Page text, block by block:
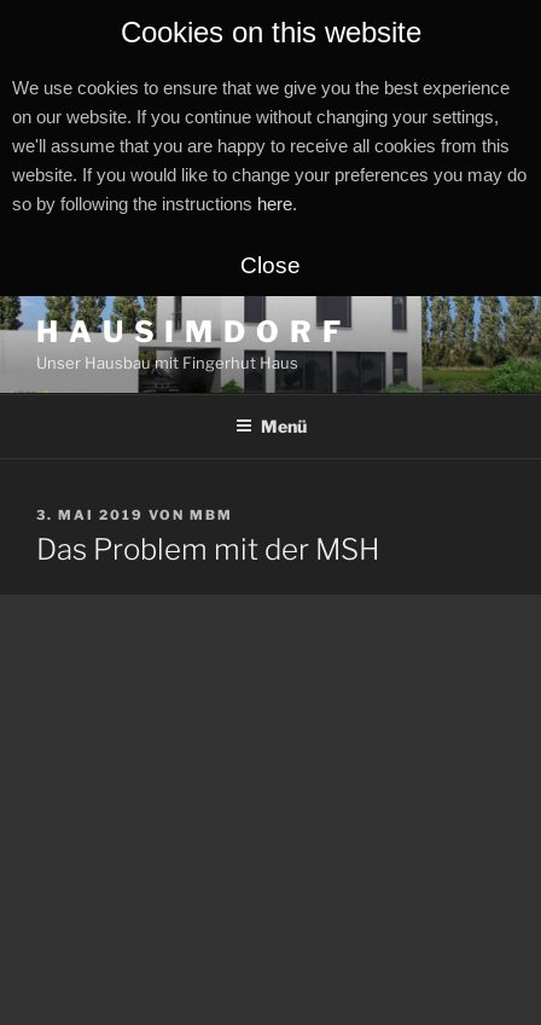
Cookies on this website
We use cookies to ensure that we give you the best experience
on our website. If you continue without changing your settings,
we'll assume that you are happy to receive all cookies from this
website. If you would like to change your preferences you may do
so by following the instructions here.
Close
Zum
Inhalt
springen
H A U S I M D O R F
Unser Hausbau mit Fingerhut Haus
Menü
VERÖFFENTLICHT
AM
3. MAI 2019 VON MBM
Das Problem mit der MSH